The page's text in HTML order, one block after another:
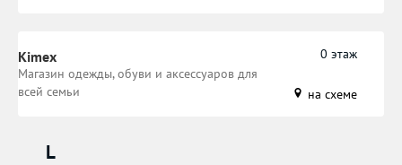
Kimex
Магазин одежды, обуви и аксессуаров для
всей семьи
0 этаж
на схеме
L